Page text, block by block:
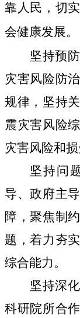
靠人民，切
会健康发展。
坚持预
灾害风险防
规律，坚持
震灾害风险
灾害风险和损
坚持问
导、政府主
障，聚焦制
题，着力 夯
综合能力 。
坚持深
科研院所合